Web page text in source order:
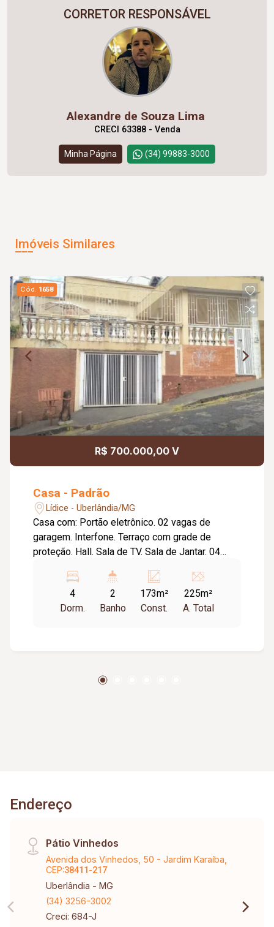
CORRETOR RESPONSÁVEL
Alexandre de Souza Lima
CRECI 63388 - Venda
Minha Página (34) 99883-3000
Imóveis Similares
Cód. 1658
R$ 700.000,00 V
Casa - Padrão
Lídice - Uberlândia/MG
Casa com: Portão eletrônico. 02 vagas de
garagem. Interfone. Terraço com grade de
proteção. Hall. Sala de TV. Sala de Jantar. 04
social c/ box. Cozinha com armários. Área de
serviço. Porão com 02 cômodos. Piso tabua
corrida. Grade nas janelas.
4
Dorm.
2
Banho
173m²
Const.
225m²
A. Total
Endereço
Pátio Vinhedos
Avenida dos Vinhedos, 50 - Jardim Karaíba,
CEP:38411-217
Uberlândia - MG
(34) 3256-3002
Creci: 684-J